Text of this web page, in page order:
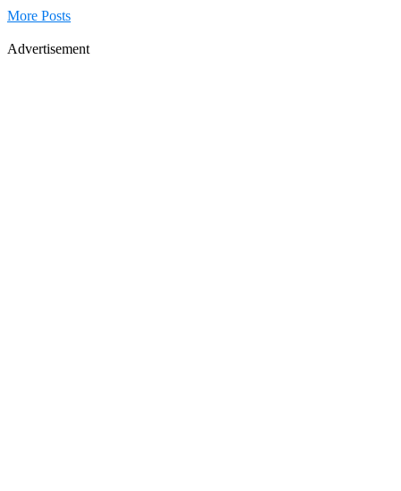
More Posts
Advertisement